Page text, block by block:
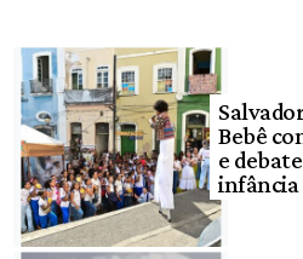
Bebê
e
infância